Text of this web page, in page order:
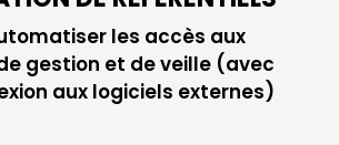
les accès aux
gestion et de veille (avec
aux logiciels externes)